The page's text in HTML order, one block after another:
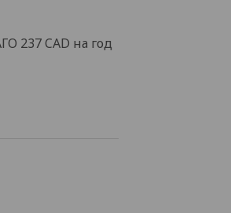
237 CAD на год